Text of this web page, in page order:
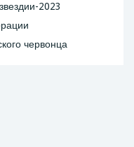
2023
червонца